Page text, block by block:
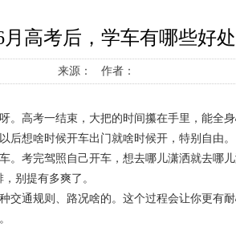
月高考后，学车有哪些好处
来源： 作者：
高考一结束，大把的时间攥在手里，能全
想啥时候开车出门就啥时候开，特别自由。
考完驾照自己开车，想去哪儿潇洒就去哪
别提有多爽了。
通规则、路况啥的。这个过程会让你更有